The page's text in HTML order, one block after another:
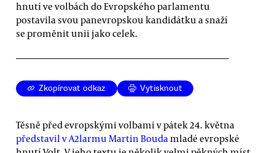
hnutí ve volbách do Evropského parlamentu
postavila svou panevropskou kandidátku a snaží
se proměnit unii jako celek.
Zkopírovat odkaz Vytisknout
Těsně před evropskými volbami v pátek 24. května
představil v A2larmu Martin Bouda mladé evropské